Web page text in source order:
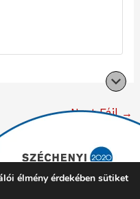
Next Fájl→
| Minden jog
élmény érdekében sütiket